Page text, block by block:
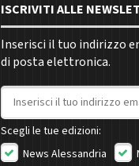
ISCRIVITI ALLE
Inserisci il tuo indirizzo
di posta elettronica.
Indirizzo email
Scegli le tue edizioni:
News Alessandria